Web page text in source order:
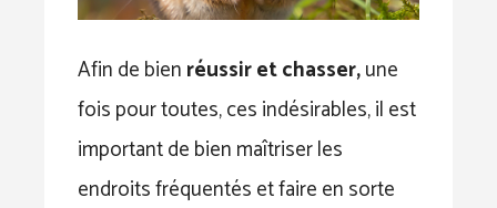
Afin de bienréussir et chasser,une
fois pour toutes, ces indésirables, il est
important de bien maîtriser les
endroits fréquentés et faire en sorte